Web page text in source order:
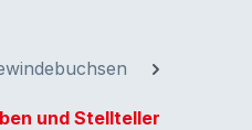
und Stellteller